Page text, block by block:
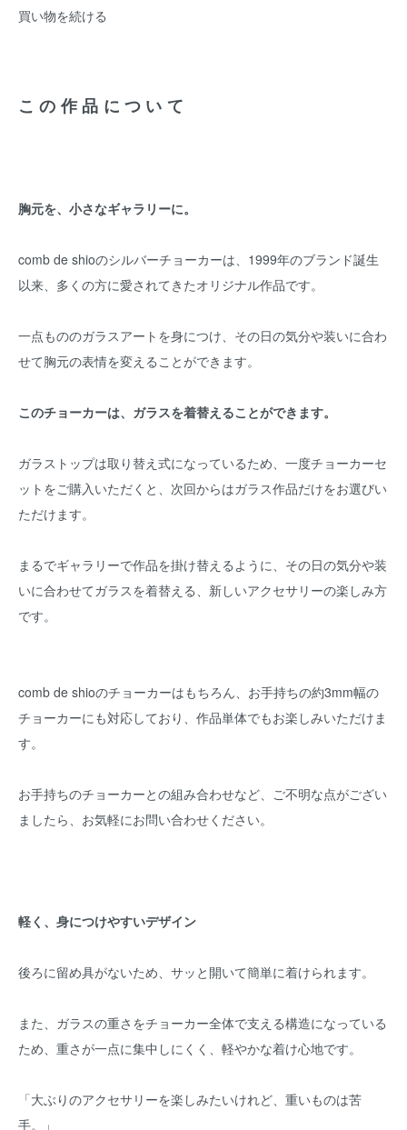
買い物を続ける
この作品について
胸元を、小さなギャラリーに。
comb de shioのシルバーチョーカーは、1999年のブランド誕生
以来、多くの方に愛されてきたオリジナル作品です。
一点もののガラスアートを身につけ、その日の気分や装いに合わ
せて胸元の表情を変えることができます。
このチョーカーは、ガラスを着替えることができます。
ガラストップは取り替え式になっているため、一度チョーカーセ
ットをご購入いただくと、次回からはガラス作品だけをお選びい
ただけます。
まるでギャラリーで作品を掛け替えるように、その日の気分や装
いに合わせてガラスを着替える、新しいアクセサリーの楽しみ方
です。
comb de shioのチョーカーはもちろん、お手持ちの約3mm幅の
チョーカーにも対応しており、作品単体でもお楽しみいただけま
す。
お手持ちのチョーカーとの組み合わせなど、ご不明な点がござい
ましたら、お気軽にお問い合わせください。
軽く、身につけやすいデザイン
後ろに留め具がないため、サッと開いて簡単に着けられます。
また、ガラスの重さをチョーカー全体で支える構造になっている
ため、重さが一点に集中しにくく、軽やかな着け心地です。
「大ぶりのアクセサリーを楽しみたいけれど、重いものは苦
手。」